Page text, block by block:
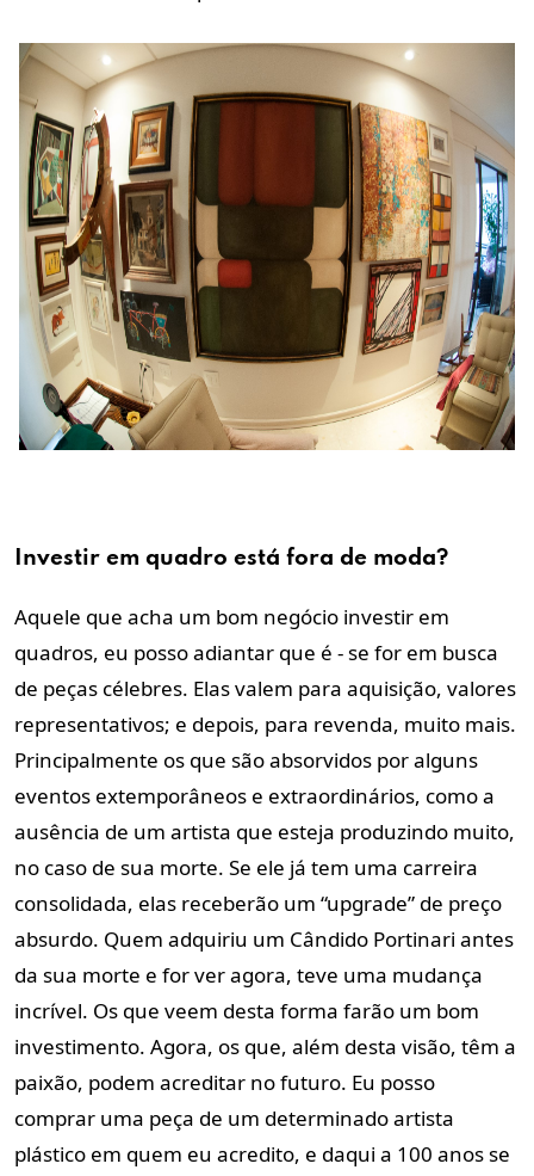
Investir em quadro está fora de moda?
Aquele que acha um bom negócio investir em
quadros, eu posso adiantar que é - se for em busca
de peças célebres. Elas valem para aquisição, valores
representativos; e depois, para revenda, muito mais.
Principalmente os que são absorvidos por alguns
eventos extemporâneos e extraordinários, como a
ausência de um artista que esteja produzindo muito,
no caso de sua morte. Se ele já tem uma carreira
consolidada, elas receberão um “upgrade” de preço
absurdo. Quem adquiriu um Cândido Portinari antes
da sua morte e for ver agora, teve uma mudança
incrível. Os que veem desta forma farão um bom
investimento. Agora, os que, além desta visão, têm a
paixão, podem acreditar no futuro. Eu posso
comprar uma peça de um determinado artista
plástico em quem eu acredito, e daqui a 100 anos se